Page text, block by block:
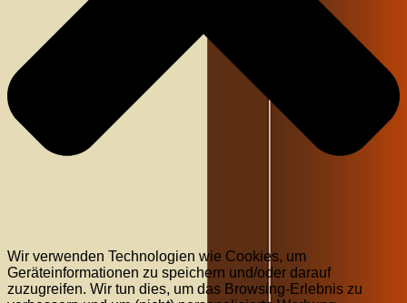
Wir verwenden Technologien wie Cookies, um
Geräteinformationen zu speichern und/oder darauf
zuzugreifen. Wir tun dies, um das Browsing-Erlebnis zu